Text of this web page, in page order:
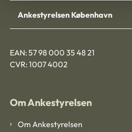
Ankestyrelsen København
EAN: 57 98 000 35 48 21
CVR: 1007 4002
Om Ankestyrelsen
Om Ankestyrelsen